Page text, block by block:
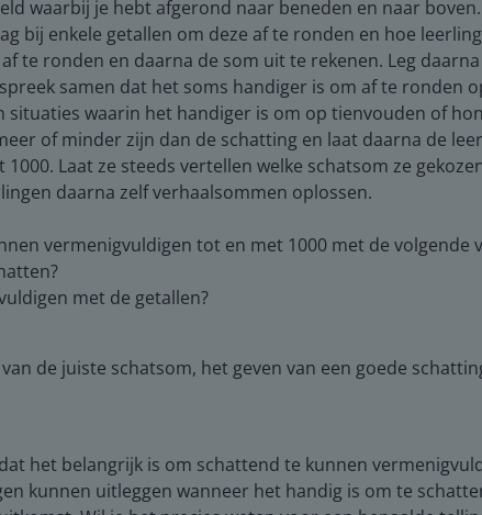
waarbij je hebt afgerond naar beneden en naar
bij enkele getallen om deze af te ronden en hoe
te ronden en daarna de som uit te rekenen. Leg
samen dat het soms handiger is om af te ronden
situaties waarin het handiger is om op tienvouden of
of minder zijn dan de schatting en laat daarna de
Laat ze steeds vertellen welke schatsom ze
daarna zelf verhaalsommen oplossen.
vermenigvuldigen tot en met 1000 met de volgende
met de getallen?
de juiste schatsom, het geven van een goede
het belangrijk is om schattend te kunnen
kunnen uitleggen wanneer het handig is om te